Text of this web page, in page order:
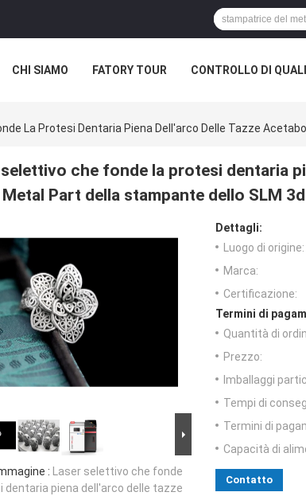
CHI SIAMO FATORY TOUR CONTROLLO DI
La Protesi Dentaria Piena Dell'arco Delle Tazze
che fonde la protesi dentaria
Part della stampante dello SLM 3d
: Laser selettivo che fonde
dentaria piena dell'arco delle tazze
Dettagli:
Luogo di origine:
Marca:
Certificazione:
Termini di
Quantità di
Prezzo:
Imballaggi
Tempi di
Termini di
Capacità di
Contatto